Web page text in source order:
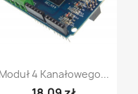
Szybki podgląd
Moduł 4 Kanałowego...